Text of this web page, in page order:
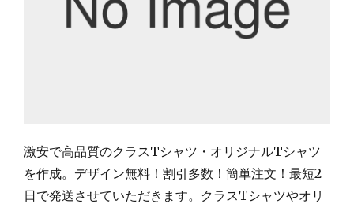
激安で高品質のクラスTシャツ・オリジナルTシャツ
を作成。デザイン無料！割引多数！簡単注文！最短2
日で発送させていただきます。クラスTシャツやオリ